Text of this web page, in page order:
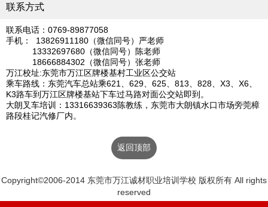
联系方式
联系电话：0769-89877058
手机： 13826911180（微信同号）严老师
13332697680（微信同号）陈老师
18666884302（微信同号）张老师
万江校址:东莞市万江区牌楼基村工业区公交站
乘车路线：东莞汽车总站乘621、629、625、813、828、X3、X6、
K3路车到万江区牌楼基站下车过马路对面公交站即到。
大朗叉车培训：13316639363陈教练，东莞市大朗镇水口市场旁莞樟
路段桂记汽修厂内。
返回顶部
Copyright©2006-2014 东莞市万江诚材职业培训学校 版权所有 All rights
reserved